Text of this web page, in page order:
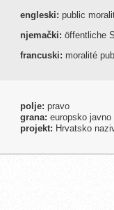
engleski: public
njemački: öffentliche
francuski: moralité
polje: pravo
grana: europsko javno
projekt: Hrvatsko